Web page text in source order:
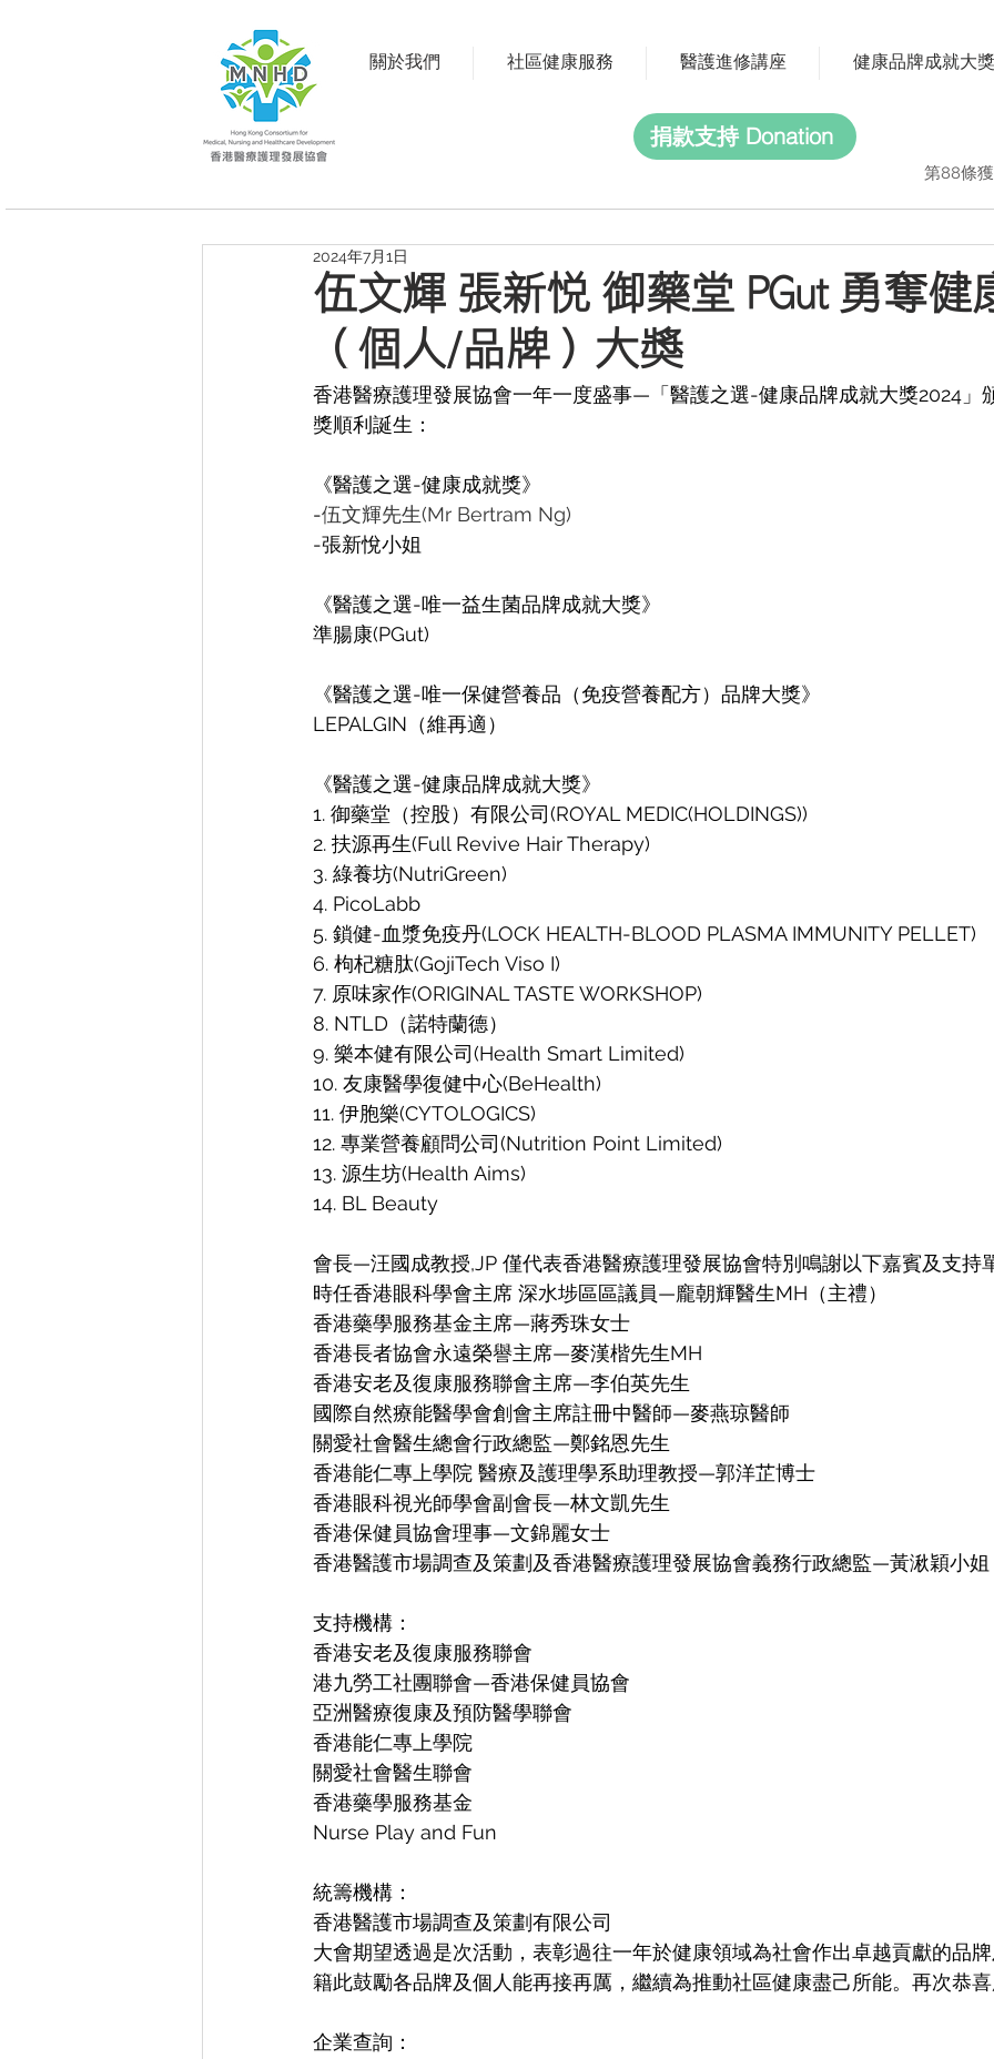
關於我們 社區健康服務 醫護進修講座 健康品牌成就大獎
捐款支持 Donation
第88條
伍文輝 張新悅 御藥堂 PGut 勇奪健
（個人/品牌）大獎
2024年7月1日
香港醫療護理發展協會一年一度盛事—「醫護之選-健康品牌成就大獎2024」
獎順利誕生：
《醫護之選-健康成就獎》
-伍文輝先生(Mr Bertram Ng)
-張新悅小姐
《醫護之選-唯一益生菌品牌成就大獎》
準腸康(PGut)
《醫護之選-唯一保健營養品（免疫營養配方）品牌大獎》
LEPALGIN（維再適）
《醫護之選-健康品牌成就大獎》
1. 御藥堂（控股）有限公司(ROYAL MEDIC(HOLDINGS))
2. 扶源再生(Full Revive Hair Therapy)
3. 綠養坊(NutriGreen)
4. PicoLabb
5. 鎖健-血漿免疫丹(LOCK HEALTH-BLOOD PLASMA IMMUNITY PELLET)
6. 枸杞糖肽(GojiTech Viso I)
7. 原味家作(ORIGINAL TASTE WORKSHOP)
8. NTLD（諾特蘭德）
9. 樂本健有限公司(Health Smart Limited)
10. 友康醫學復健中心(BeHealth)
11. 伊胞樂(CYTOLOGICS)
12. ⁠專業營養顧問公司(Nutrition Point Limited)
13. ⁠源生坊(Health Aims)
14. ⁠BL Beauty
會長—汪國成教授,JP 僅代表香港醫療護理發展協會特別鳴謝以下嘉賓及支持
時任香港眼科學會主席 深水埗區區議員—龐朝輝醫生MH（主禮）
香港藥學服務基金主席—蔣秀珠女士
香港長者協會永遠榮譽主席—麥漢楷先生MH
香港安老及復康服務聯會主席—李伯英先生
國際自然療能醫學會創會主席註冊中醫師—麥燕琼醫師
關愛社會醫生總會行政總監—鄭銘恩先生
香港能仁專上學院 醫療及護理學系助理教授—郭洋芷博士
香港眼科視光師學會副會長—林文凱先生
香港保健員協會理事—文錦麗女士
香港醫護市場調查及策劃及香港醫療護理發展協會義務行政總監—黃湫穎小姐
支持機構：
香港安老及復康服務聯會
港九勞工社團聯會—香港保健員協會
亞洲醫療復康及預防醫學聯會
香港能仁專上學院
關愛社會醫生聯會
香港藥學服務基金
Nurse Play and Fun
統籌機構：
香港醫護市場調查及策劃有限公司
大會期望透過是次活動，表彰過往一年於健康領域為社會作出卓越貢獻的品
籍此鼓勵各品牌及個人能再接再厲，繼續為推動社區健康盡己所能。再次恭
企業查詢：